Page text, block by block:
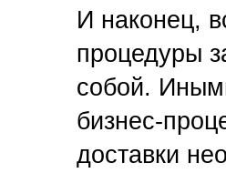
И наконец,
процедуры
собой.
бизнес-
доставки